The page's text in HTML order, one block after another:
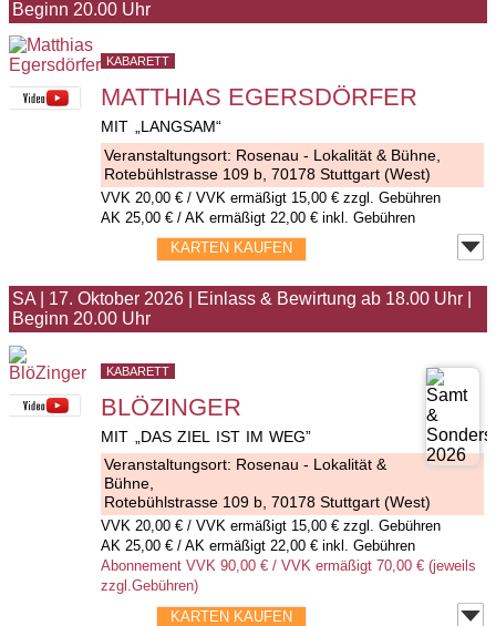
Beginn 20.00 Uhr
KABARETT
MATTHIAS EGERSDÖRFER
MIT „LANGSAM“
Veranstaltungsort: Rosenau - Lokalität & Bühne
Rotebühlstrasse 109 b, 70178 Stuttgart (West)
VVK 20,00 € / VVK ermäßigt 15,00 € zzgl. Gebühren
AK 25,00 € / AK ermäßigt 22,00 € inkl. Gebühren
KARTEN KAUFEN
SA 17. Oktober 2026 Einlass & Bewirtung ab 18.00 Uhr
Beginn 20.00 Uhr
KABARETT
BLÖZINGER
MIT „DAS ZIEL IST IM WEG”
Veranstaltungsort: Rosenau - Lokalität &
Bühne,
Rotebühlstrasse 109 b, 70178 Stuttgart (West)
VVK 20,00 € / VVK ermäßigt 15,00 € zzgl. Gebühren
AK 25,00 € / AK ermäßigt 22,00 € inkl. Gebühren
Abonnement VVK 90,00 € / VVK ermäßigt 70,00 € (jeweils
zzgl.Gebühren)
KARTEN KAUFEN